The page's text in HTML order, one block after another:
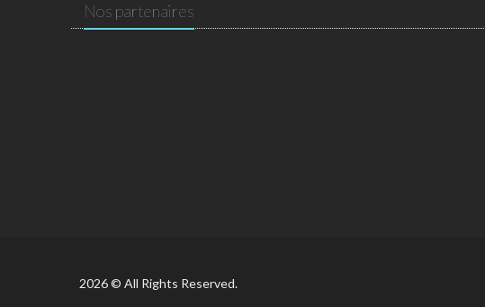
Nos partenaires
2026 © All Rights Reserved.